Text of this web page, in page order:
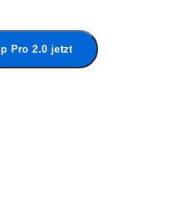
Pro 2.0 jetzt